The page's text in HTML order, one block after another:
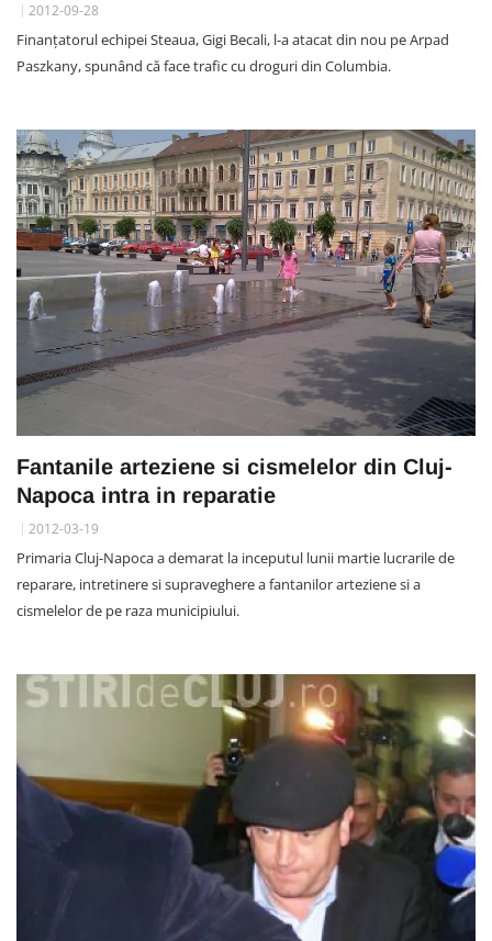
2012-09-28
Finanțatorul echipei Steaua, Gigi Becali, l-a atacat din nou pe Arpad
Paszkany, spunând că face trafic cu droguri din Columbia.
Fantanile arteziene si cismelelor din Cluj-
Napoca intra in reparatie
2012-03-19
Primaria Cluj-Napoca a demarat la inceputul lunii martie lucrarile de
reparare, intretinere si supraveghere a fantanilor arteziene si a
cismelelor de pe raza municipiului.